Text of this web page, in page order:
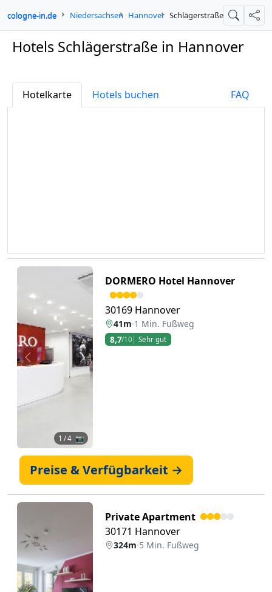
cologne-in.de Niedersachsen Hannover Schlägerstraße Suche
Hotels Schlägerstraße in Hannover
Hotelkarte Hotels buchen FAQ
Zurück Weiter
1 / 4 📷
DORMERO Hotel Hannover
30169 Hannover
41m·1 Min. Fußweg
8,7/10 Sehr gut
Preise & Verfügbarkeit →
Private Apartment
30171 Hannover
324m·5 Min. Fußweg